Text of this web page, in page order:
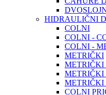
HIDRAULIČNI
COLNI
COLNI -
COLNI -
METRIČKI
METRIČKI
METRIČKI
METRIČKI
COLNI